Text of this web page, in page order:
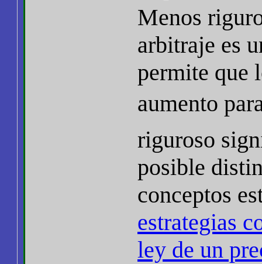
Menos
arbitraje es
permite que
aumento
riguroso
posible
conceptos
estrategias
ley de un